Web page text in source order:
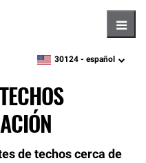
zipcode,language
30124 - español
de techos cerca de